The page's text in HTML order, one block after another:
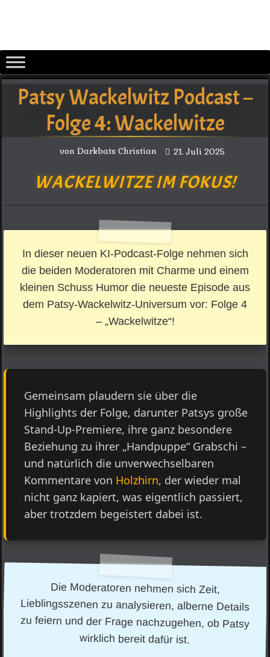
Patsy Wackelwitz Podcast –
Folge 4: Wackelwitze
von Darkbats Christian 21. Juli 2025
WACKELWITZE IM FOKUS!
In dieser neuen KI-Podcast-Folge nehmen sich
die beiden Moderatoren mit Charme und einem
kleinen Schuss Humor die neueste Episode aus
dem Patsy-Wackelwitz-Universum vor: Folge 4
– „Wackelwitze“!
Gemeinsam plaudern sie über die
Highlights der Folge, darunter Patsys große
Stand-Up-Premiere, ihre ganz besondere
Beziehung zu ihrer „Handpuppe“ Grabschi –
und natürlich die unverwechselbaren
Kommentare von Holzhirn, der wieder mal
nicht ganz kapiert, was eigentlich passiert,
aber trotzdem begeistert dabei ist.
Die Moderatoren nehmen sich Zeit,
Lieblingsszenen zu analysieren, alberne Details
zu feiern und der Frage nachzugehen, ob Patsy
wirklich bereit dafür ist.